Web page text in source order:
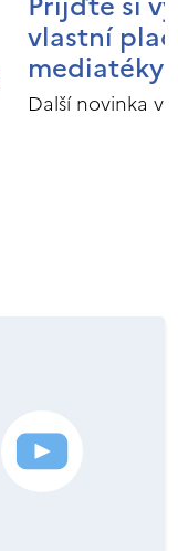
vlastní
mediatéky
Další novinka v